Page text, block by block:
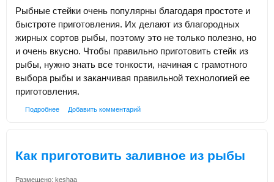
Рыбные стейки очень популярны благодаря простоте и
быстроте приготовления. Их делают из благородных
жирных сортов рыбы, поэтому это не только полезно, но
и очень вкусно. Чтобы правильно приготовить стейк из
рыбы, нужно знать все тонкости, начиная с грамотного
выбора рыбы и заканчивая правильной технологией ее
приготовления.
Подробнее Добавить комментарий
Как приготовить заливное из рыбы
Размещено: keshaa